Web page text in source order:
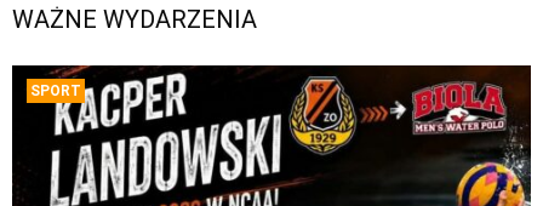
WAŻNE WYDARZENIA
SPORT